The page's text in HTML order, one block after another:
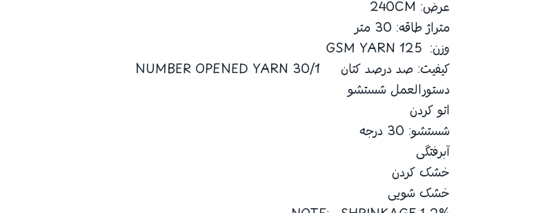
عرض: 240CM
متراژ طاقه: 30 متر
وزن: 125 GSM YARN
کیفیت: صد درصد کتان 30/1 NUMBER OPENED YARN
دستورالعمل شستشو
اتو کردن
شستشو: 30 درجه
آبرفتگی
خشک کردن
خشک شویی